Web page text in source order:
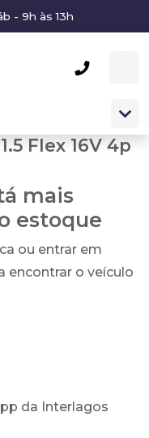
- 9h às 13h
Flex 16V 4p
mais
estoque
ou entrar em
encontrar o veículo
da Interlagos